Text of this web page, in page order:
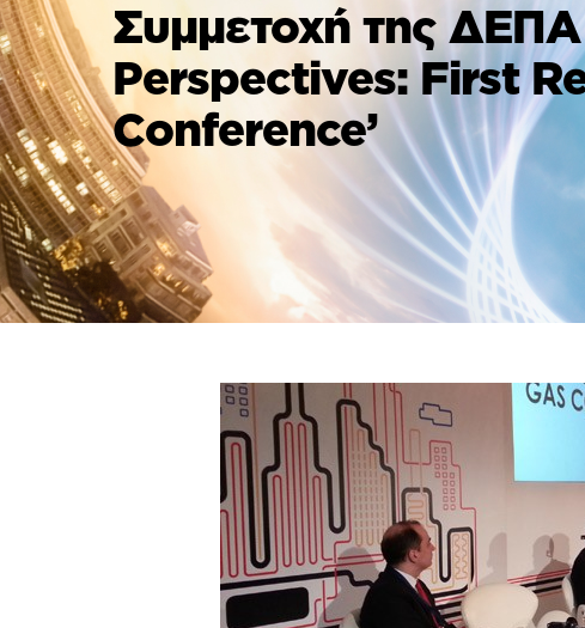
Συμμετοχή της ΔΕΠΑ
Perspectives: First
Conference’